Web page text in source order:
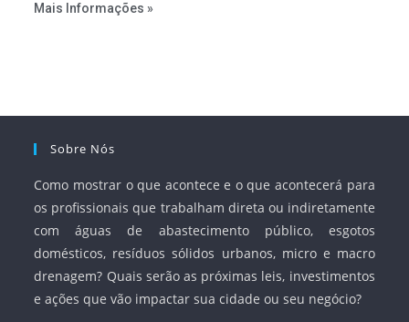
serviços, ampliar a participação da iniciativa privada,
Mais Informações »
Sobre Nós
Como mostrar o que acontece e o que acontecerá para
os profissionais que trabalham direta ou indiretamente
com águas de abastecimento público, esgotos
domésticos, resíduos sólidos urbanos, micro e macro
drenagem? Quais serão as próximas leis, investimentos
e ações que vão impactar sua cidade ou seu negócio?